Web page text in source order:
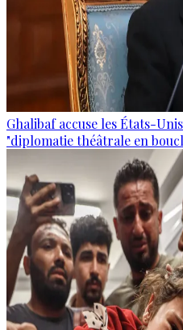
Ghalibaf accuse les États-
"diplomatie théâtrale en